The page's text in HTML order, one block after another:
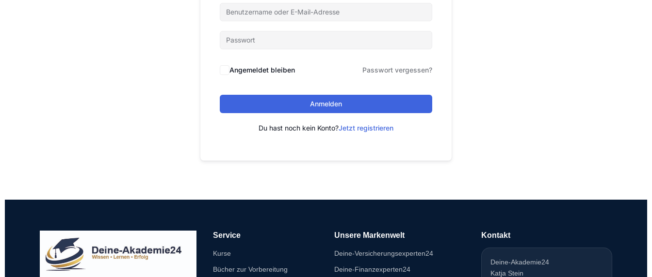
Angemeldet bleiben Passwort vergessen?
Anmelden
Du hast noch kein Konto?Jetzt registrieren
Service
Kurse
Bücher zur Vorbereitung
Unsere Markenwelt
Deine-Versicherungsexperten24
Deine-Finanzexperten24
Kontakt
Deine-Akademie24
Katja Stein